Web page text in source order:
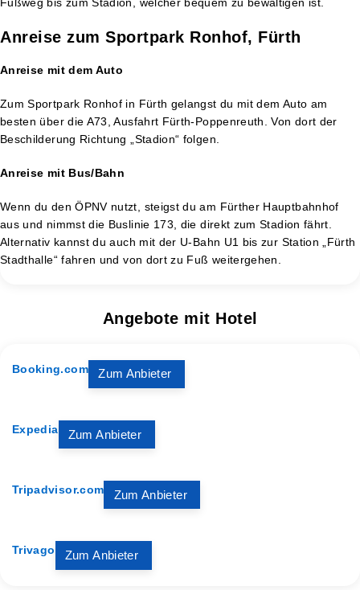
Anreise zum Sportpark Ronhof, Fürth
Anreise mit dem Auto
Zum Sportpark Ronhof in Fürth gelangst du mit dem Auto am
besten über die A73, Ausfahrt Fürth-Poppenreuth. Von dort der
Beschilderung Richtung „Stadion“ folgen.
Anreise mit Bus/Bahn
Wenn du den ÖPNV nutzt, steigst du am Fürther Hauptbahnhof
aus und nimmst die Buslinie 173, die direkt zum Stadion fährt.
Alternativ kannst du auch mit der U-Bahn U1 bis zur Station „Fürth
Stadthalle“ fahren und von dort zu Fuß weitergehen.
Angebote mit Hotel
Booking.com Zum Anbieter
Expedia Zum Anbieter
Tripadvisor.com Zum Anbieter
Trivago Zum Anbieter